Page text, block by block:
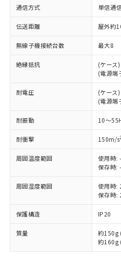
通信方式 単信通
伝送距離 屋外約
無線子機接続台数 最大8
絶縁抵抗
(ケース
(電源端
耐電圧
(ケース
(電源端
耐振動 10～
耐衝撃 150m/s2
周囲温度範囲
使用時:
保存時:
周囲湿度範囲
使用時:
保存時:
保護構造 IP20
質量
約150g
約160g
ご利用条件
以下の条件をお読みいた
ご利用ください。
本サービスは、当
商品の当社在庫状
(税抜)を提供させ
当社制御機器事業
本サービスの対象
ことをご了承くださ
在庫状況および標
記載している更新
タに基づき作成さ
覧された時点での
準価格とは異なる
了承ください。
正式な納期状況お
様のお取引先、ま
ムロン制御機器販
ご相談ください。
オムロン制御機器
対応予定：EU RoHS指令
有に対応した製品に切
商品です。
対応予定なし：EU
非含有に非対応の商品で
定はありません。
調査・確認中：EU
非含有の対応状況を調査
非該当品：ライセンス
害物質有無と関係のない
仕入先様の事情により
いたものが、含有品と
むを得ず変更することが
*EU RoHS指令（10物質）：
鉛(Pb) 1000ppm以下、 水銀
類(PBB) 1000ppm以下、ポリ臭
(PBDE) 1000ppm以下、フタル
ル) (DEHP)(別名：DOP)
ルベンジル（BBP） 1000ppm以
（DBP） 1000ppm以下、フタ
(DIBP) 1000ppm以下
但し、RoHS指令で産業用監視
フタル酸エステル類の４物質に
※1 中国RoHS○×表
「○」：最大均質材料
基準値以下であることを
「×」：最大均質材料
基準値を超えていること
「－」：未確認です。当
い合わせください。
*中国RoHS10物質の基準値
Pb(鉛) :1000ppm、 Hg(水銀) :
ム) : 100ppm、
Cr(Ⅵ)(六価クロム) : 1000ppm、
ニル類) : 1000ppm、 PBDEs(
DBP(フタル酸ジブチル) :
イソブチル) : 1000ppm、 BBP(
DEHP(フタル酸ビス(2-エチル
当社は、これら貴
為替および外国貿
（以下｢規制貨物
または国外への提
国政府の輸出許可(
可)を取得するなど
当社は規制貨物を
全に破砕するなど
いよう必要な手段
当社は貴社製品を
ル、化学兵器、生
武器並びにこれら
記
一定数以上の
一定数には満
在庫なし(最新